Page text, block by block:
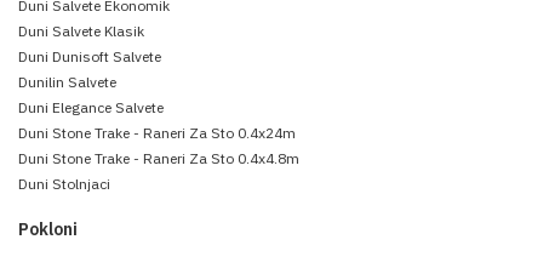
Duni Salvete Ekonomik
Duni Salvete Klasik
Duni Dunisoft Salvete
Dunilin Salvete
Duni Elegance Salvete
Duni Stone Trake - Raneri Za Sto 0.4x24m
Duni Stone Trake - Raneri Za Sto 0.4x4.8m
Duni Stolnjaci
Pokloni